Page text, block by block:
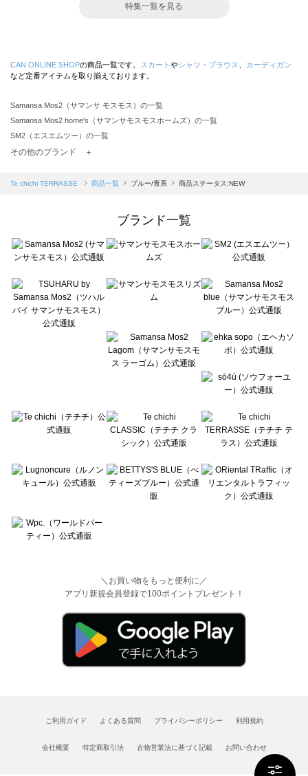
特集一覧を見る
CAN ONLINE SHOPの商品一覧です。 スカート やシャツ・ブラウス
カーディガン
など定番アイテムを取り揃えております。
Samansa Mos2（サマンサ モスモス）の一覧
Samansa Mos2 home's（サマンサモスモスホームズ）の一覧
SM2（エスエムツー）の一覧
TSUHARU by Samansa Mos2（ツハルバイサマンサモスモス）の一覧
Samansa Mos2 blue（サマンサモスモス ブルー）の一覧
Te chichi（テチチ）の一覧
Te chichi CLASSIC（テチチ クラシック）の一覧
Lugnoncure（ルノンキュール）の一覧
BETTY'S BLUE（べティーズブルー）の一覧
Wpc.（ワールドパーティー）の一覧
その他のブランド ＋
Te chichi TERRASSE 商品一覧 ブルー/青系 商品ステータス:NEW
ブランド一覧
＼お買い物をもっと便利に／
アプリ新規会員登録で100ポイントプレゼント！
ご利用ガイド よくある質問 プライバシーポリシー 利用規約
会社概要 特定商取引法 古物営業法に基づく記載 お問い合わせ